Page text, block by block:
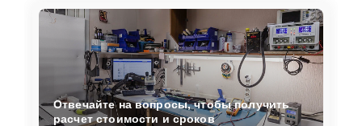
Отвечайте на вопросы, чтобы получить
расчет стоимости и сроков